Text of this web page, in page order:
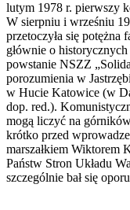
lutym 1978 r. pierwszy
W sierpniu i wrześniu
przetoczyła się potężna
głównie o
powstanie NSZZ
porozumienia w
w Hucie Katowice (w
dop. red.).
mogą liczyć na
krótko przed
marszałkiem Wiktorem
Państw Stron Układu
szczególnie bał się